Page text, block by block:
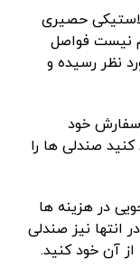
حصیری
نیست فواصل
نظر رسیده و
سفارش خود
صندلی ها را
در هزینه ها
انتها نیز صندلی
از آن خود کنید.